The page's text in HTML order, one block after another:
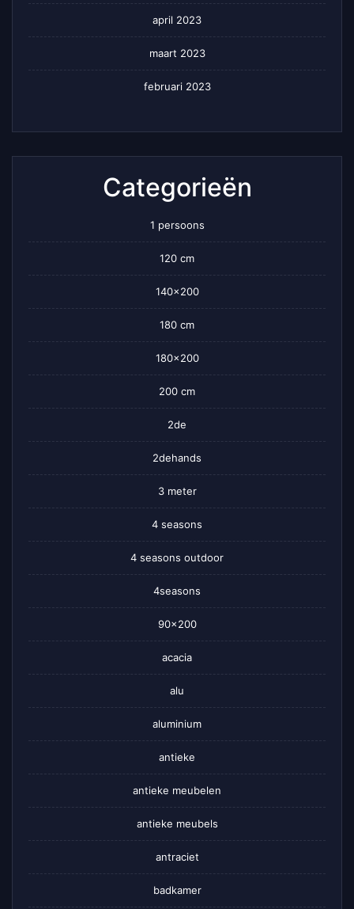
april 2023
maart 2023
februari 2023
Categorieën
1 persoons
120 cm
140×200
180 cm
180×200
200 cm
2de
2dehands
3 meter
4 seasons
4 seasons outdoor
4seasons
90×200
acacia
alu
aluminium
antieke
antieke meubelen
antieke meubels
antraciet
badkamer